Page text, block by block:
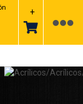
+